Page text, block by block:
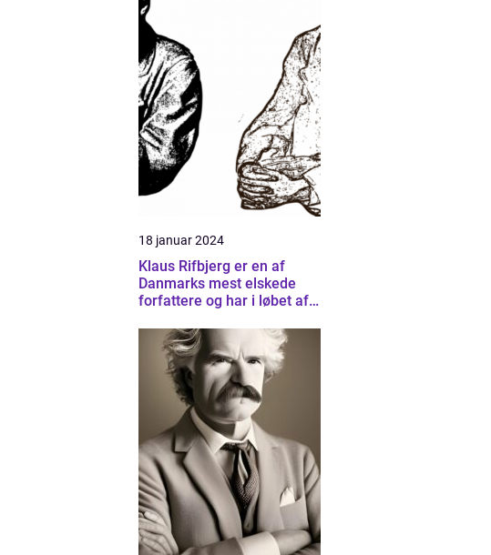
18 januar 2024
Klaus Rifbjerg er en af
Danmarks mest elskede
forfattere og har i løbet af
af bøger